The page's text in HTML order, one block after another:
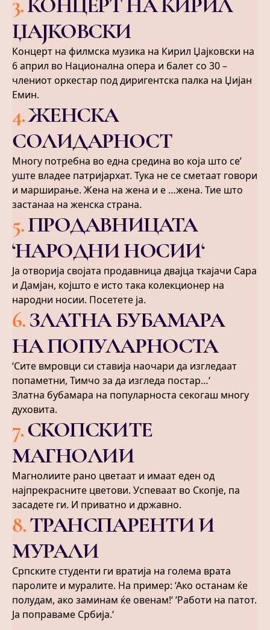
ЏАЈКОВСКИ
Концерт на филмска музика на Кирил Џајковски на
6 април во Национална опера и балет со 30 –
члениот оркестар под диригентска палка на Џијан
Емин.
4.ЖЕНСКА
СОЛИДАРНОСТ
Многу потребна во една средина во која што се’
уште владее патријархат. Тука не се сметаат говори
и марширање. Жена на жена и е …жена. Тие што
застанаа на женска страна.
5.ПРОДАВНИЦАТА
‘НАРОДНИ НОСИИ‘
Ја отворија својата продавница двајца ткајачи Сара
и Дамјан, којшто е исто така колекционер на
народни носии. Посетете ја.
6. ЗЛАТНА БУБАМАРА
НА ПОПУЛАРНОСТА
‘Сите вмровци си ставија наочари да изгледаат
попаметни, Тимчо за да изгледа постар…‘
Златна бубамара на популарноста секогаш многу
духовита.
7.СКОПСКИТЕ
МАГНОЛИИ
Магнолиите рано цветаат и имаат еден од
најпрекрасните цветови. Успеваат во Скопје, па
засадете ги. И приватно и државно.
8.ТРАНСПАРЕНТИ И
МУРАЛИ
Српските студенти ги вратија на голема врата
паролите и муралите. На пример: ‘Ако останам ќе
полудам, ако заминам ќе овенам!‘ ‘Работи на патот.
Ја поправаме Србија.‘